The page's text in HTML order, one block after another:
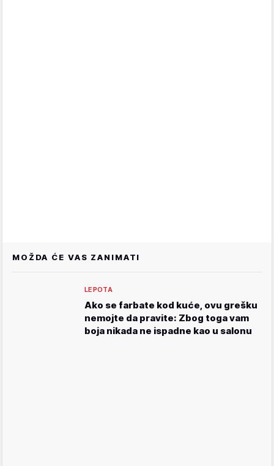
MOŽDA ĆE VAS ZANIMATI
LEPOTA
Ako se farbate kod kuće, ovu grešku
nemojte da pravite: Zbog toga vam
boja nikada ne ispadne kao u salonu